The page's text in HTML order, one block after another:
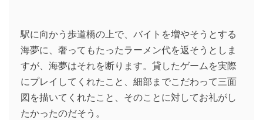
駅に向かう歩道橋の上で、バイトを増やそうとする
海夢に、奢ってもたったラーメン代を返そうとしま
すが、海夢はそれを断ります。貸したゲームを実際
にプレイしてくれたこと、細部までこだわって三面
図を描いてくれたこと、そのことに対してお礼がし
たかったのだそう。